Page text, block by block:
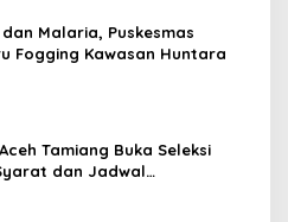
dan Malaria, Puskesmas
Fogging Kawasan Huntara
Tamiang Buka Seleksi
dan Jadwal